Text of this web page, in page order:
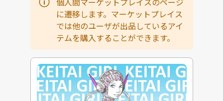
に遷移します。マーケットプレイス
では他のユーザが出品しているアイ
テムを購入することができます。